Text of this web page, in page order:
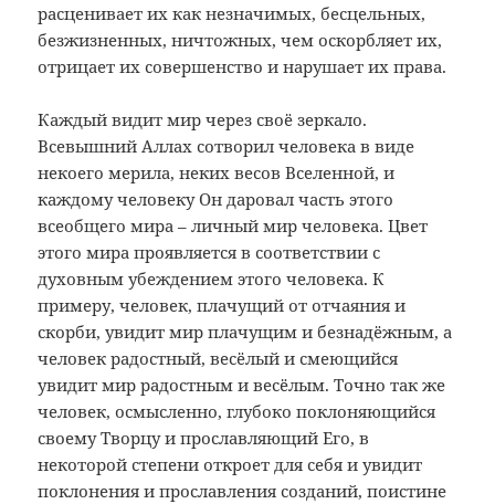
расценивает их как незначимых, бесцельных,
безжизненных, ничтожных, чем оскорбляет их,
отрицает их совершенство и нарушает их права.
Каждый видит мир через своё зеркало.
Всевышний Аллах сотворил человека в виде
некоего мерила, неких весов Вселенной, и
каждому человеку Он даровал часть этого
всеобщего мира – личный мир человека. Цвет
этого мира проявляется в соответствии с
духовным убеждением этого человека. К
примеру, человек, плачущий от отчаяния и
скорби, увидит мир плачущим и безнадёжным, а
человек радостный, весёлый и смеющийся
увидит мир радостным и весёлым. Точно так же
человек, осмысленно, глубоко поклоняющийся
своему Творцу и прославляющий Его, в
некоторой степени откроет для себя и увидит
поклонения и прославления созданий, поистине